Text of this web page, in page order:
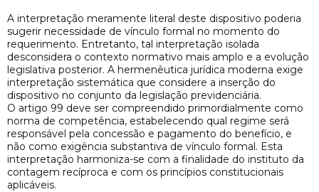
A interpretação meramente literal deste dispositivo poderia
sugerir necessidade de vínculo formal no momento do
requerimento. Entretanto, tal interpretação isolada
desconsidera o contexto normativo mais amplo e a evolução
legislativa posterior. A hermenêutica jurídica moderna exige
interpretação sistemática que considere a inserção do
dispositivo no conjunto da legislação previdenciária.
O artigo 99 deve ser compreendido primordialmente como
norma de competência, estabelecendo qual regime será
responsável pela concessão e pagamento do benefício, e
não como exigência substantiva de vínculo formal. Esta
interpretação harmoniza-se com a finalidade do instituto da
contagem recíproca e com os princípios constitucionais
aplicáveis.